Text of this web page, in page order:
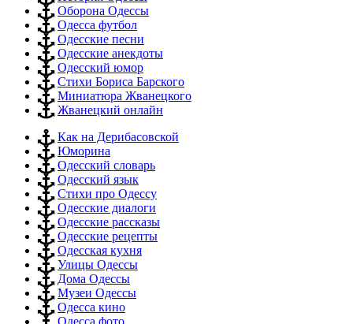
Оборона Одессы
Одесса футбол
Одесские песни
Одесские анекдоты
Одесский юмор
Стихи Бориса Барского
Миниатюра Жванецкого
Жванецкий онлайн
Как на Дерибасовской
Юморина
Одесский словарь
Одесский язык
Стихи про Одессу
Одесские диалоги
Одесские рассказы
Одесские рецепты
Одесская кухня
Улицы Одессы
Дома Одессы
Музеи Одессы
Одесса кино